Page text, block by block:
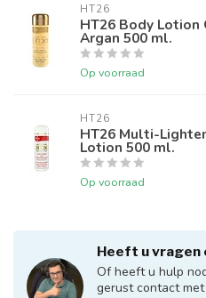
HT26
HT26 Body Lotion
Argan 500 ml.
Op voorraad
HT26
HT26 Multi-
Lotion 500 ml.
Op voorraad
Heeft u vragen
Of heeft u hulp
gerust contact